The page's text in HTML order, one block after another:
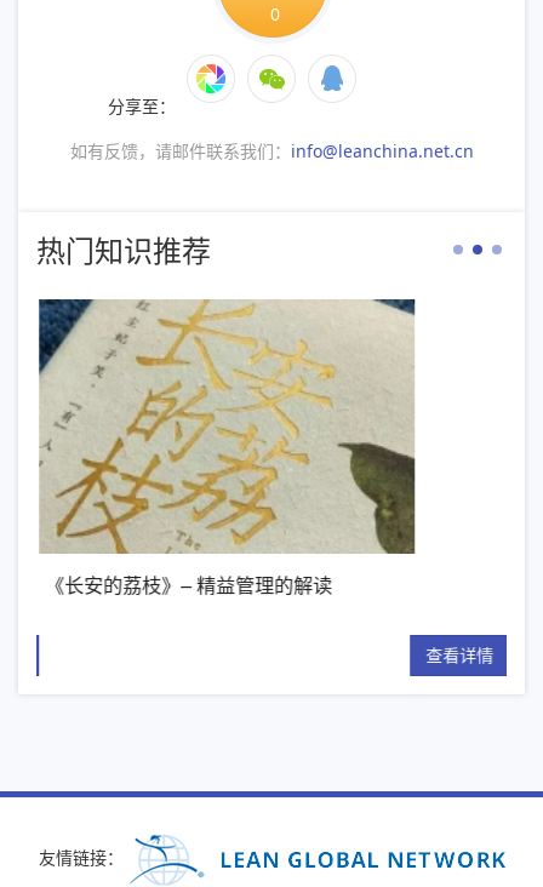
0
分享至：
如有反馈，请邮件联系我们： info@leanchina.net.cn
热门知识推荐
《长安的荔枝》– 精益管理的解读
查看详情
友情链接：